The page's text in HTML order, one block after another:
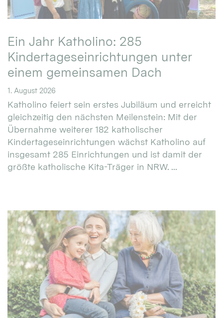
Ein Jahr Katholino: 285
Kindertageseinrichtungen unter
einem gemeinsamen Dach
1. August 2026
Katholino feiert sein erstes Jubiläum und erreicht
gleichzeitig den nächsten Meilenstein: Mit der
Übernahme weiterer 182 katholischer
Kindertageseinrichtungen wächst Katholino auf
insgesamt 285 Einrichtungen und ist damit der
größte katholische Kita-Träger in NRW. ...